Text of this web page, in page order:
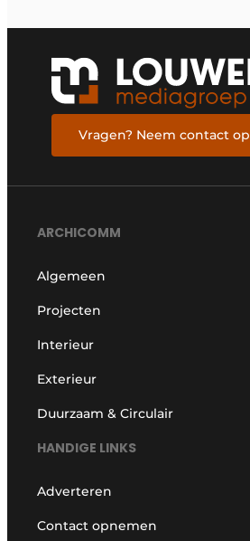
Vragen? Neem contact op
ARCHICOMM
Algemeen
Projecten
Interieur
Exterieur
Duurzaam & Circulair
HANDIGE LINKS
Adverteren
Contact opnemen